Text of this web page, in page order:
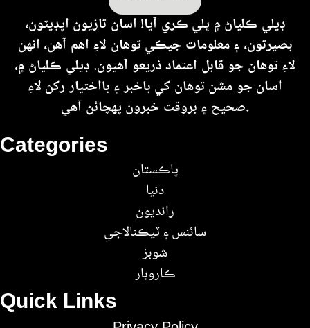
Quick Links
Categories
پاڪستان
دنيا
رانديون
سائنس ۽ ٽيڪنالاجي
شوبز
ڪاروبار
ڊيلي ڪلياڻ ۾ ڀلي ڪري آيا! اسان تازيون اپڊيٽون،
بصيرتون، ۽ معلومات جيڪي توهان لاءِ اهم آهن، انهن
لاءِ توهان جو قابل اعتماد ذريعو آهيون. ڊيلي ڪلياڻ ۾،
اسان جو مشن توهان کي باخبر ۽ بااختيار رکڻ لاءِ
صحيح ۽ بروقت خبرون پهچائڻ آهي.